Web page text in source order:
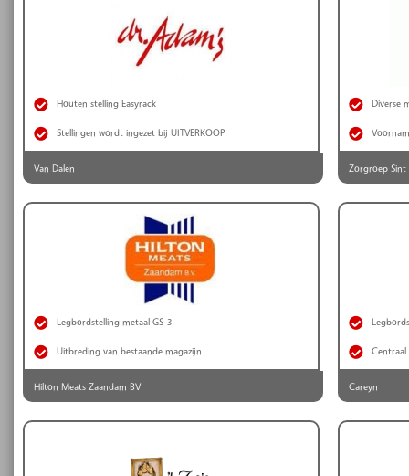
Houten stelling Easyrack
Stellingen wordt ingezet bij UITVERKOOP
Van Dalen
Diverse
Zorgroep Sint
Legbordstelling metaal GS-3
Uitbreding van bestaande magazijn
Hilton Meats Zaandam BV
Centraal
Careyn